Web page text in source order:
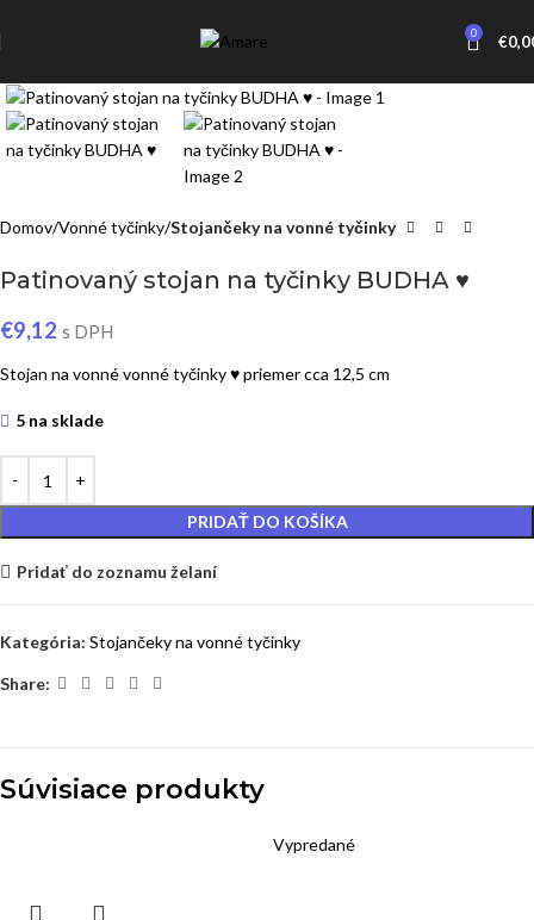
0 €
Domov Vonné tyčinky Stojančeky na vonné tyčinky
Patinovaný stojan na tyčinky BUDHA ♥
€9,12 s DPH
Stojan na vonné vonné tyčinky ♥ priemer cca 12,5 cm
5 na sklade
PRIDAŤ DO KOŠÍKA
Pridať do zoznamu želaní
Kategória: Stojančeky na vonné tyčinky
Share:
Súvisiace produkty
Vypredané